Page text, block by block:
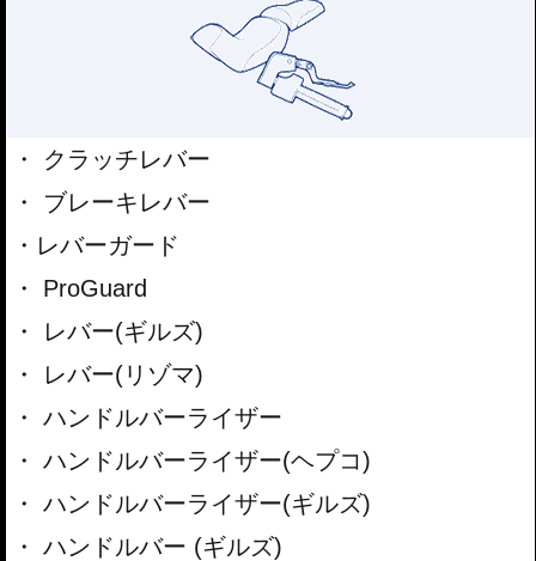
クラッチレバー
ブレーキレバー
レバーガード
ProGuard
レバー(ギルズ)
レバー(リゾマ)
ハンドルバーライザー
ハンドルバーライザー(ヘプコ)
ハンドルバーライザー(ギルズ)
ハンドルバー (ギルズ)